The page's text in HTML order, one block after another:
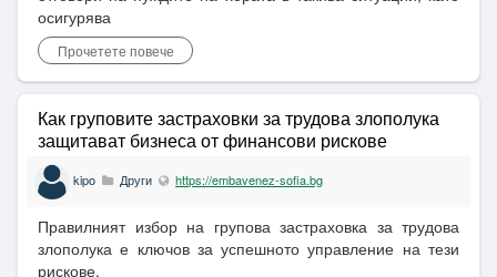
осигурява
Прочетете повече
Как груповите застраховки за трудова злополука
защитават бизнеса от финансови рискове
kipo Други https://embavenez-sofia.bg
Правилният избор на групова застраховка за трудова
злополука е ключов за успешното управление на тези
рискове.